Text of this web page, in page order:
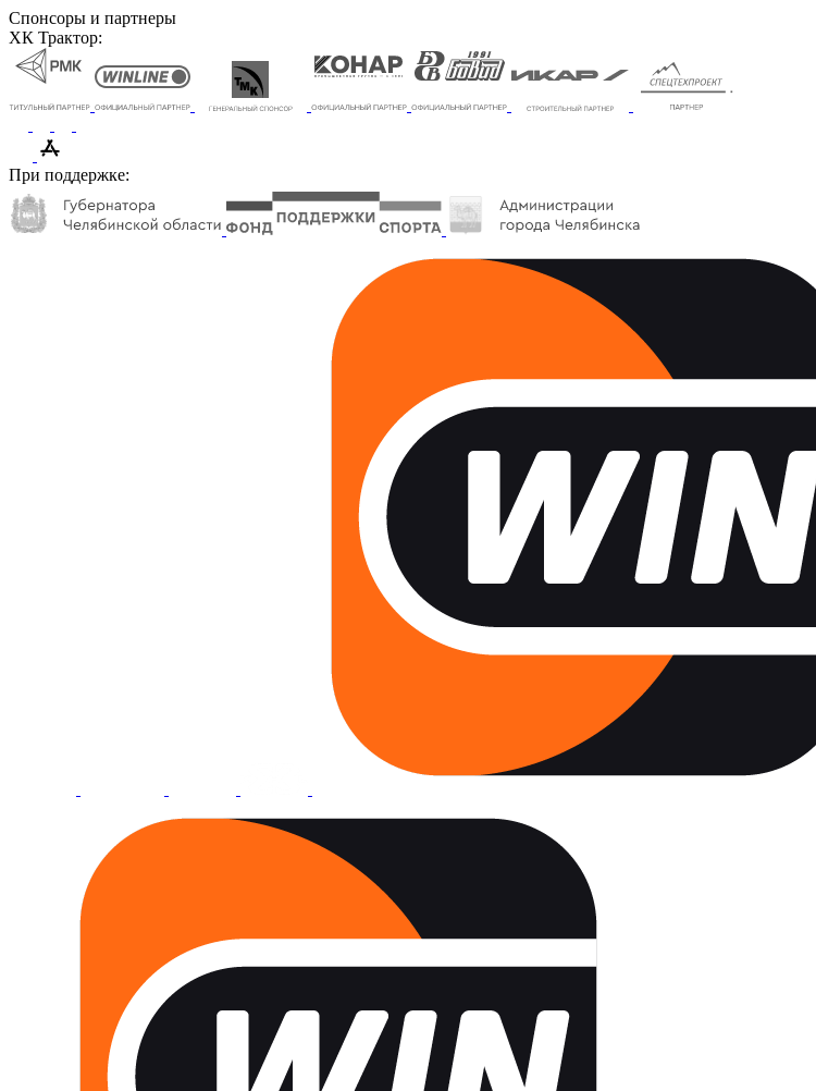
Спонсоры и партнеры
ХК Трактор:
При поддержке: